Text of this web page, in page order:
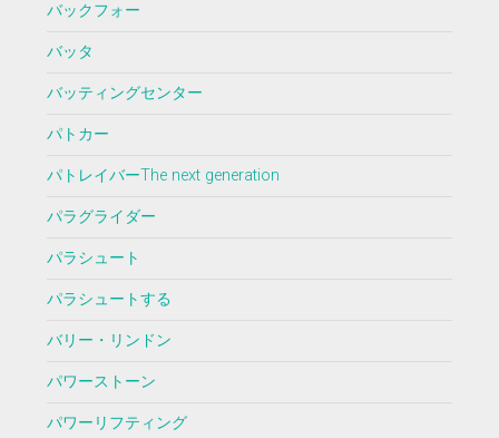
バックフォー
バッタ
バッティングセンター
パトカー
パトレイバーThe next generation
パラグライダー
パラシュート
パラシュートする
バリー・リンドン
パワーストーン
パワーリフティング